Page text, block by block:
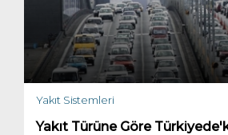
Yakıt Sistemleri
Yakıt Türüne Göre